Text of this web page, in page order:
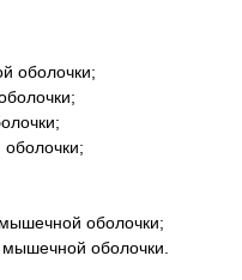
оболочки;
оболочки;
оболочки.